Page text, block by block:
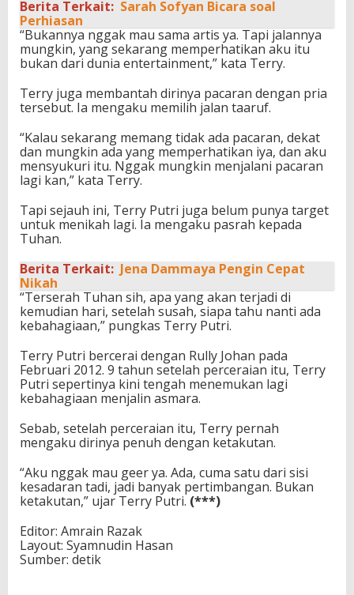
Berita Terkait: Sarah Sofyan Bicara soal
Perhiasan
“Bukannya nggak mau sama artis ya. Tapi jalannya
mungkin, yang sekarang memperhatikan aku itu
bukan dari dunia entertainment,” kata Terry.
Terry juga membantah dirinya pacaran dengan pria
tersebut. Ia mengaku memilih jalan taaruf.
“Kalau sekarang memang tidak ada pacaran, dekat
dan mungkin ada yang memperhatikan iya, dan aku
mensyukuri itu. Nggak mungkin menjalani pacaran
lagi kan,” kata Terry.
Tapi sejauh ini, Terry Putri juga belum punya target
untuk menikah lagi. Ia mengaku pasrah kepada
Tuhan.
Berita Terkait: Jena Dammaya Pengin Cepat
Nikah
“Terserah Tuhan sih, apa yang akan terjadi di
kemudian hari, setelah susah, siapa tahu nanti ada
kebahagiaan,” pungkas Terry Putri.
Terry Putri bercerai dengan Rully Johan pada
Februari 2012. 9 tahun setelah perceraian itu, Terry
Putri sepertinya kini tengah menemukan lagi
kebahagiaan menjalin asmara.
Sebab, setelah perceraian itu, Terry pernah
mengaku dirinya penuh dengan ketakutan.
“Aku nggak mau geer ya. Ada, cuma satu dari sisi
kesadaran tadi, jadi banyak pertimbangan. Bukan
ketakutan,” ujar Terry Putri. (***)
Editor: Amrain Razak
Layout: Syamnudin Hasan
Sumber: detik